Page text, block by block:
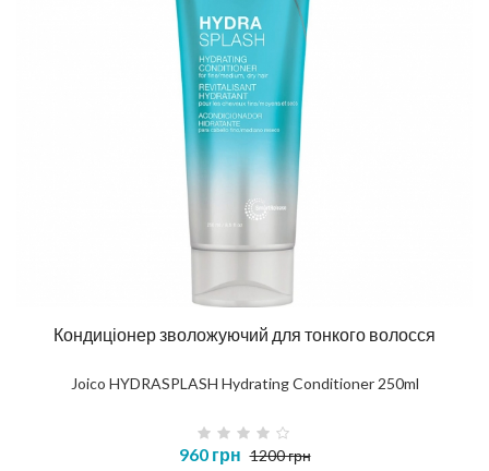
Кондиціонер зволожуючий для тонкого волосся
Joico HYDRASPLASH Hydrating Conditioner 250ml
960 грн 1200 грн